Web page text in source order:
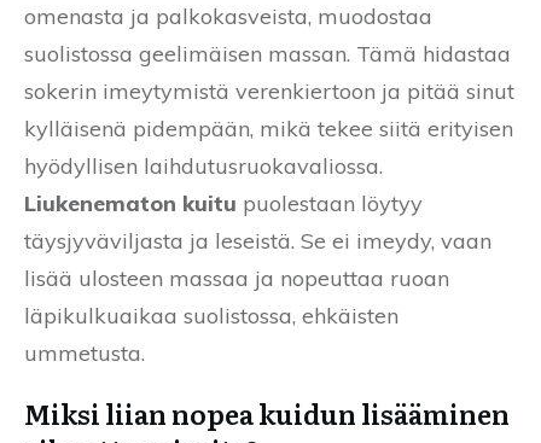
omenasta ja palkokasveista, muodostaa
suolistossa geelimäisen massan. Tämä hidastaa
sokerin imeytymistä verenkiertoon ja pitää sinut
kylläisenä pidempään, mikä tekee siitä erityisen
hyödyllisen laihdutusruokavaliossa.
Liukenematon kuitu puolestaan löytyy
täysjyväviljasta ja leseistä. Se ei imeydy, vaan
lisää ulosteen massaa ja nopeuttaa ruoan
läpikulkuaikaa suolistossa, ehkäisten
ummetusta.
Miksi liian nopea kuidun lisääminen